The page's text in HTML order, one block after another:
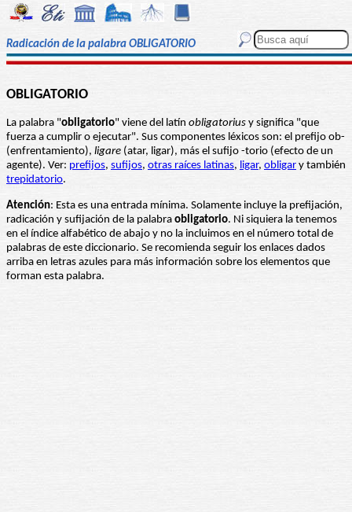
Radicación de la palabra OBLIGATORIO
OBLIGATORIO
La palabra "obligatorio" viene del latín obligatorius y significa "que
fuerza a cumplir o ejecutar". Sus componentes léxicos son: el prefijo ob-
(enfrentamiento), ligare (atar, ligar), más el sufijo -torio (efecto de un
agente). Ver: prefijos, sufijos, otras raíces latinas, ligar, obligar y también
trepidatorio.
Atención: Esta es una entrada mínima. Solamente incluye la prefijación,
radicación y sufijación de la palabra obligatorio. Ni siquiera la tenemos
en el índice alfabético de abajo y no la incluimos en el número total de
palabras de este diccionario. Se recomienda seguir los enlaces dados
arriba en letras azules para más información sobre los elementos que
forman esta palabra.